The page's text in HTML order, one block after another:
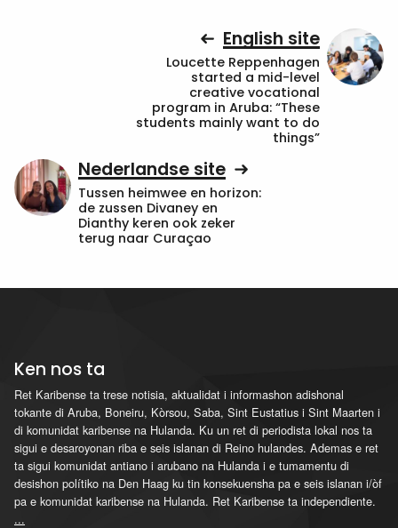
English site
Loucette Reppenhagen
started a mid-level
creative vocational
program in Aruba: “These
students mainly want to do
things”
Nederlandse site
Tussen heimwee en horizon:
de zussen Divaney en
Dianthy keren ook zeker
terug naar Curaçao
Ken nos ta
Ret Karibense ta trese notisia, aktualidat i informashon adishonal
tokante di Aruba, Boneiru, Kòrsou, Saba, Sint Eustatius i Sint Maarten i
di komunidat karibense na Hulanda. Ku un ret di periodista lokal nos ta
sigui e desaroyonan riba e seis islanan di Reino hulandes. Ademas e ret
ta sigui komunidat antiano i arubano na Hulanda i e tumamentu di
desishon polítiko na Den Haag ku tin konsekuensha pa e seis islanan i/òf
pa e komunidat karibense na Hulanda. Ret Karibense ta independiente.
...